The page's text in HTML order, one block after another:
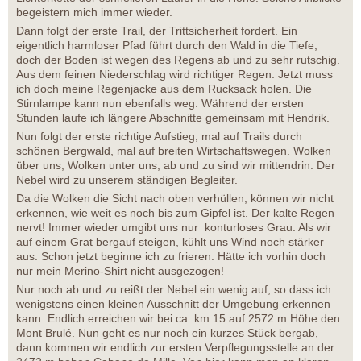
begeistern mich immer wieder.
Dann folgt der erste Trail, der Trittsicherheit fordert. Ein
eigentlich harmloser Pfad führt durch den Wald in die Tiefe,
doch der Boden ist wegen des Regens ab und zu sehr rutschig.
Aus dem feinen Niederschlag wird richtiger Regen. Jetzt muss
ich doch meine Regenjacke aus dem Rucksack holen. Die
Stirnlampe kann nun ebenfalls weg. Während der ersten
Stunden laufe ich längere Abschnitte gemeinsam mit Hendrik.
Nun folgt der erste richtige Aufstieg, mal auf Trails durch
schönen Bergwald, mal auf breiten Wirtschaftswegen. Wolken
über uns, Wolken unter uns, ab und zu sind wir mittendrin. Der
Nebel wird zu unserem ständigen Begleiter.
Da die Wolken die Sicht nach oben verhüllen, können wir nicht
erkennen, wie weit es noch bis zum Gipfel ist. Der kalte Regen
nervt! Immer wieder umgibt uns nur konturloses Grau. Als wir
auf einem Grat bergauf steigen, kühlt uns Wind noch stärker
aus. Schon jetzt beginne ich zu frieren. Hätte ich vorhin doch
nur mein Merino-Shirt nicht ausgezogen!
Nur noch ab und zu reißt der Nebel ein wenig auf, so dass ich
wenigstens einen kleinen Ausschnitt der Umgebung erkennen
kann. Endlich erreichen wir bei ca. km 15 auf 2572 m Höhe den
Mont Brulé. Nun geht es nur noch ein kurzes Stück bergab,
dann kommen wir endlich zur ersten Verpflegungsstelle an der